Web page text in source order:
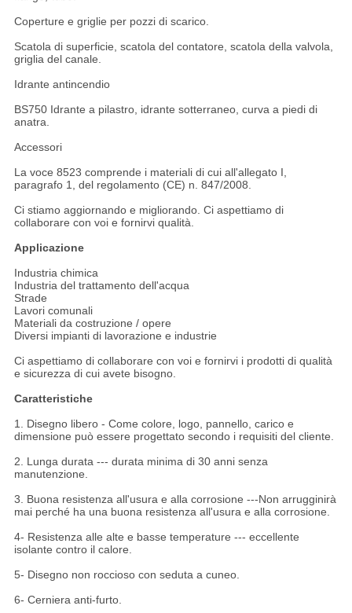
Coperture e griglie per pozzi di scarico.
Scatola di superficie, scatola del contatore, scatola della valvola,
griglia del canale.
Idrante antincendio
BS750 Idrante a pilastro, idrante sotterraneo, curva a piedi di
anatra.
Accessori
La voce 8523 comprende i materiali di cui all'allegato I,
paragrafo 1, del regolamento (CE) n. 847/2008.
Ci stiamo aggiornando e migliorando. Ci aspettiamo di
collaborare con voi e fornirvi qualità.
Applicazione
Industria chimica
Industria del trattamento dell'acqua
Strade
Lavori comunali
Materiali da costruzione / opere
Diversi impianti di lavorazione e industrie
Ci aspettiamo di collaborare con voi e fornirvi i prodotti di qualità
e sicurezza di cui avete bisogno.
Caratteristiche
1. Disegno libero - Come colore, logo, pannello, carico e
dimensione può essere progettato secondo i requisiti del cliente.
2. Lunga durata --- durata minima di 30 anni senza
manutenzione.
3. Buona resistenza all'usura e alla corrosione ---Non arrugginirà
mai perché ha una buona resistenza all'usura e alla corrosione.
4- Resistenza alle alte e basse temperature --- eccellente
isolante contro il calore.
5- Disegno non roccioso con seduta a cuneo.
6- Cerniera anti-furto.